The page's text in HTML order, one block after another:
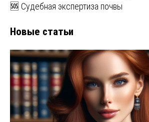
🆘 Судебная экспертиза почвы
Новые статьи